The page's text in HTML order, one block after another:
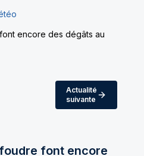
encore des dégâts au
Actualité
suivante
font encore